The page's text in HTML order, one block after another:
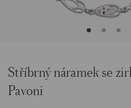
Stříbrný náramek se
Pavoni